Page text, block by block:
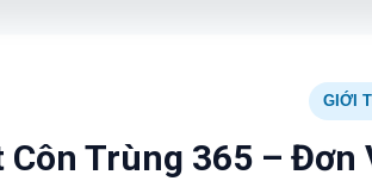
GIỚI
Côn Trùng 365 – Đơn